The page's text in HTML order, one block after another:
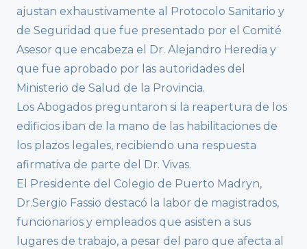
ajustan exhaustivamente al Protocolo Sanitario y
de Seguridad que fue presentado por el Comité
Asesor que encabeza el Dr. Alejandro Heredia y
que fue aprobado por las autoridades del
Ministerio de Salud de la Provincia.
Los Abogados preguntaron si la reapertura de los
edificios iban de la mano de las habilitaciones de
los plazos legales, recibiendo una respuesta
afirmativa de parte del Dr. Vivas.
El Presidente del Colegio de Puerto Madryn,
Dr.Sergio Fassio destacó la labor de magistrados,
funcionarios y empleados que asisten a sus
lugares de trabajo, a pesar del paro que afecta al